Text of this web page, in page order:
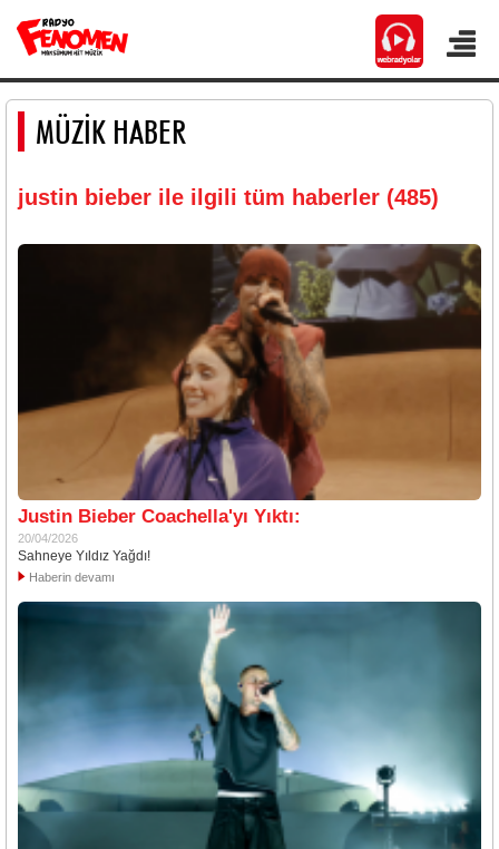
MÜZİK HABER
justin bieber ile ilgili tüm haberler (485)
Justin Bieber Coachella'yı Yıktı:
20/04/2026
Sahneye Yıldız Yağdı!
Haberin devamı